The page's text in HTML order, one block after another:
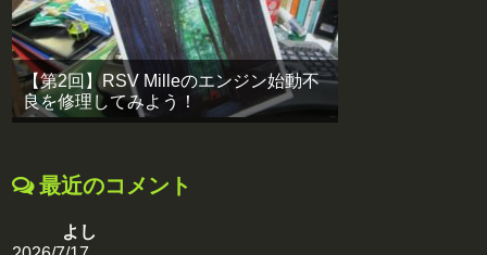
【第2回】RSV Milleのエンジン始動不
良を修理してみよう！
最近のコメント
よし